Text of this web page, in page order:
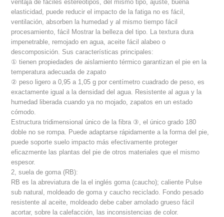
ventaja de fáciles estereotipos, del mismo tipo, ajuste, buena
elasticidad, puede reducir el impacto de la fatiga no es fácil,
ventilación, absorben la humedad y al mismo tiempo fácil
procesamiento, fácil Mostrar la belleza del tipo. La textura dura
impenetrable, remojado en agua, aceite fácil alabeo o
descomposición. Sus características principales:
① tienen propiedades de aislamiento térmico garantizan el pie en la
temperatura adecuada de zapato
② peso ligero a 0,95 a 1,05 g por centímetro cuadrado de peso, es
exactamente igual a la densidad del agua. Resistente al agua y la
humedad liberada cuando ya no mojado, zapatos en un estado
cómodo.
Estructura tridimensional único de la fibra ③, el único grado 180
doble no se rompa. Puede adaptarse rápidamente a la forma del pie,
puede soporte suelo impacto más efectivamente proteger
eficazmente las plantas del pie de otros materiales que el mismo
espesor.
2, suela de goma (RB):
RB es la abreviatura de la el inglés goma (caucho); caliente Pulse
sub natural, moldeado de goma y caucho reciclado. Fondo pesado
resistente al aceite, moldeado debe caber amolado grueso fácil
acortar, sobre la calefacción, las inconsistencias de color.